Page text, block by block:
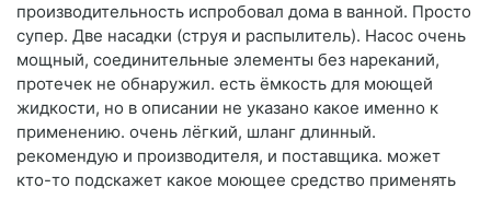
производительность испробовал дома в ванной. Просто
супер. Две насадки (струя и распылитель). Насос очень
мощный, соединительные элементы без нареканий,
протечек не обнаружил. есть ёмкость для моющей
жидкости, но в описании не указано какое именно к
применению. очень лёгкий, шланг длинный.
рекомендую и производителя, и поставщика. может
кто-то подскажет какое моющее средство применять